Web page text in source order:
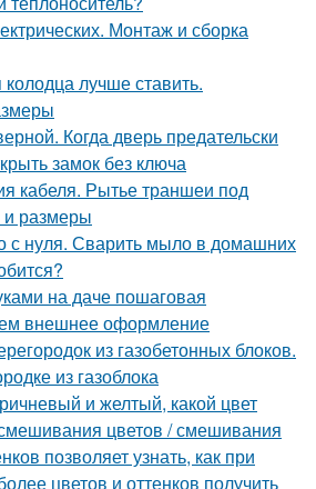
Монтаж и сборка
лучше ставить.
Когда дверь предательски
замок без ключа
кабеля. Рытье траншеи под
и размеры
с нуля. Сварить мыло в домашних
на даче пошаговая
внешнее оформление
из газобетонных блоков.
из газоблока
и желтый, какой цвет
цветов / смешивания
позволяет узнать, как при
цветов и оттенков получить